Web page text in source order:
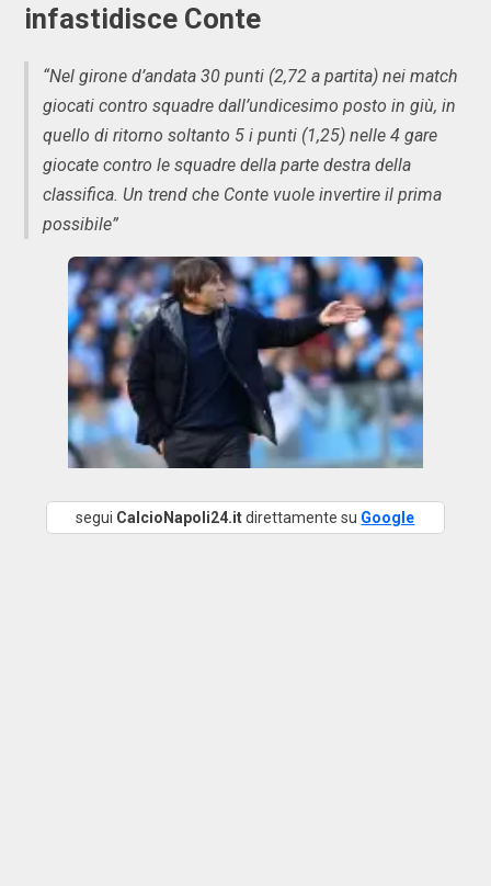
infastidisce Conte
“Nel girone d’andata 30 punti (2,72 a partita) nei match
giocati contro squadre dall’undicesimo posto in giù, in
quello di ritorno soltanto 5 i punti (1,25) nelle 4 gare
giocate contro le squadre della parte destra della
classifica. Un trend che Conte vuole invertire il prima
possibile”
segui CalcioNapoli24.itdirettamente su Google